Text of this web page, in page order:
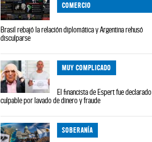
COMERCIO
Brasil rebajó la relación diplomática y Argentina rehusó
disculparse
MUY COMPLICADO
El financista de Espert fue declarado
culpable por lavado de dinero y fraude
SOBERANÍA